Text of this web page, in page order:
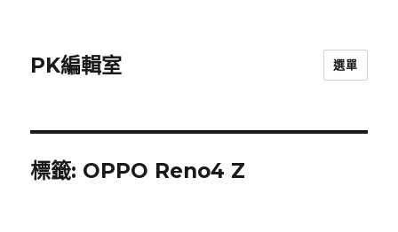
PK編輯室 選單
標籤: OPPO Reno4 Z